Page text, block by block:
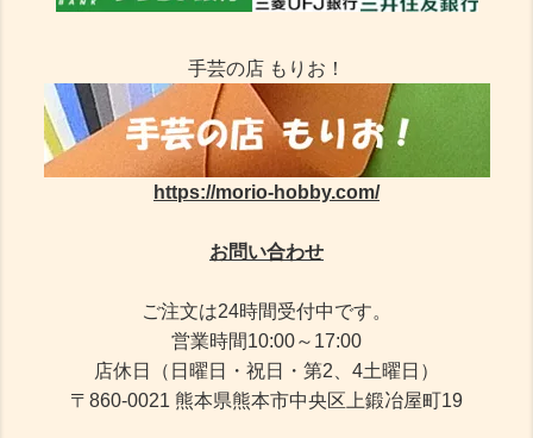
手芸の店 もりお！
https://morio-hobby.com/
お問い合わせ
ご注文は24時間受付中です。
営業時間10:00～17:00
店休日（日曜日・祝日・第2、4土曜日）
〒860-0021 熊本県熊本市中央区上鍛冶屋町19